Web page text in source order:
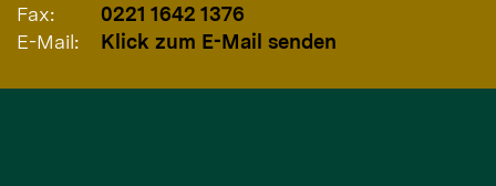
Fax:
0221 1642 1376
E-Mail:
Klick zum E-Mail senden